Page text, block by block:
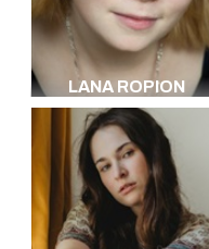
LANA ROPION